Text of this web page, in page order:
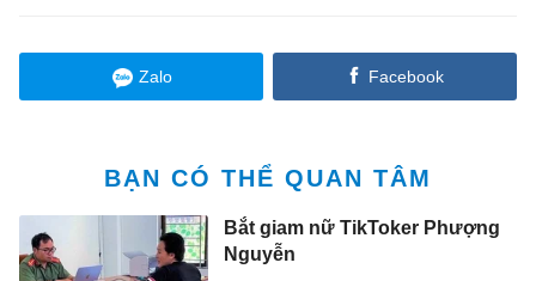
Zalo Facebook
BẠN CÓ THỂ QUAN TÂM
Bắt giam nữ TikToker Phượng
Nguyễn